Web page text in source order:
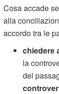
Cosa accade
alla
accordo tra le
chiedere
la
del